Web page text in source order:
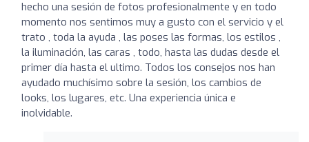
hecho una sesión de fotos profesionalmente y en todo
momento nos sentimos muy a gusto con el servicio y el
trato , toda la ayuda , las poses las formas, los estilos ,
la iluminación, las caras , todo, hasta las dudas desde el
primer día hasta el ultimo. Todos los consejos nos han
ayudado muchísimo sobre la sesión, los cambios de
looks, los lugares, etc. Una experiencia única e
inolvidable.